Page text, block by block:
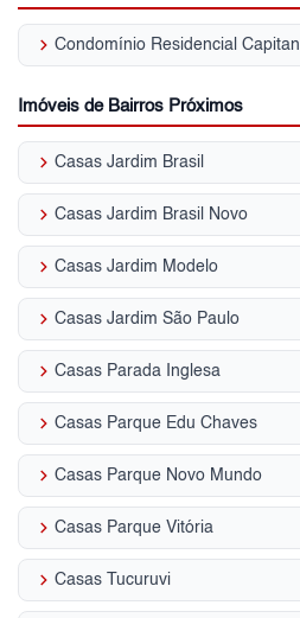
keyboard_arrow_right Condomínio Residencial
Imóveis de Bairros Próximos
keyboard_arrow_right Casas Jardim Brasil
keyboard_arrow_right Casas Jardim Brasil Novo
keyboard_arrow_right Casas Jardim Modelo
keyboard_arrow_right Casas Jardim São Paulo
keyboard_arrow_right Casas Parada Inglesa
keyboard_arrow_right Casas Parque Edu Chaves
keyboard_arrow_right Casas Parque Novo Mundo
keyboard_arrow_right Casas Parque Vitória
keyboard_arrow_right Casas Tucuruvi